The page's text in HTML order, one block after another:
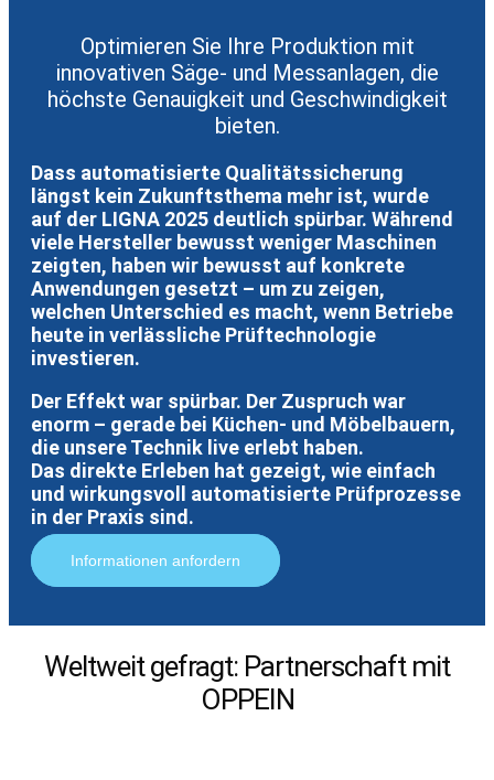
Optimieren Sie Ihre Produktion mit
innovativen Säge- und Messanlagen, die
höchste Genauigkeit und Geschwindigkeit
bieten.
Dass automatisierte Qualitätssicherung
längst kein Zukunftsthema mehr ist, wurde
auf der LIGNA 2025 deutlich spürbar. Während
viele Hersteller bewusst weniger Maschinen
zeigten, haben wir bewusst auf konkrete
Anwendungen gesetzt – um zu zeigen,
welchen Unterschied es macht, wenn Betriebe
heute in verlässliche Prüftechnologie
investieren.
Der Effekt war spürbar. Der Zuspruch war
enorm – gerade bei Küchen- und Möbelbauern,
die unsere Technik live erlebt haben.
Das direkte Erleben hat gezeigt, wie einfach
und wirkungsvoll automatisierte Prüfprozesse
in der Praxis sind.
Informationen anfordern
Weltweit gefragt: Partnerschaft mit
OPPEIN